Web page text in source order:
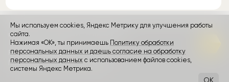
контакты
Rozetked © 2026
Пользовательское соглашение
Мы используем cookies, Яндекс Метрику для улучшения работы
сайта.
Нажимая «ОК», ты принимаешь Политику обработки
персональных данных и даешь согласие на обработку
персональных данных с использованием файлов cookies,
системы Яндекс Метрика.
OK